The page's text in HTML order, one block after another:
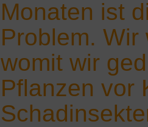
Monaten ist
Problem.
womit wir
Pflanzen vor